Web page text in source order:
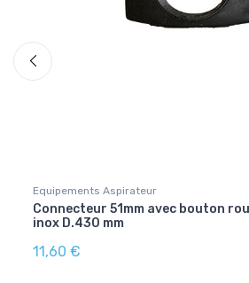
Equipements Aspirateur
Connecteur 51mm avec bouton
inox D.430 mm
11,60 €